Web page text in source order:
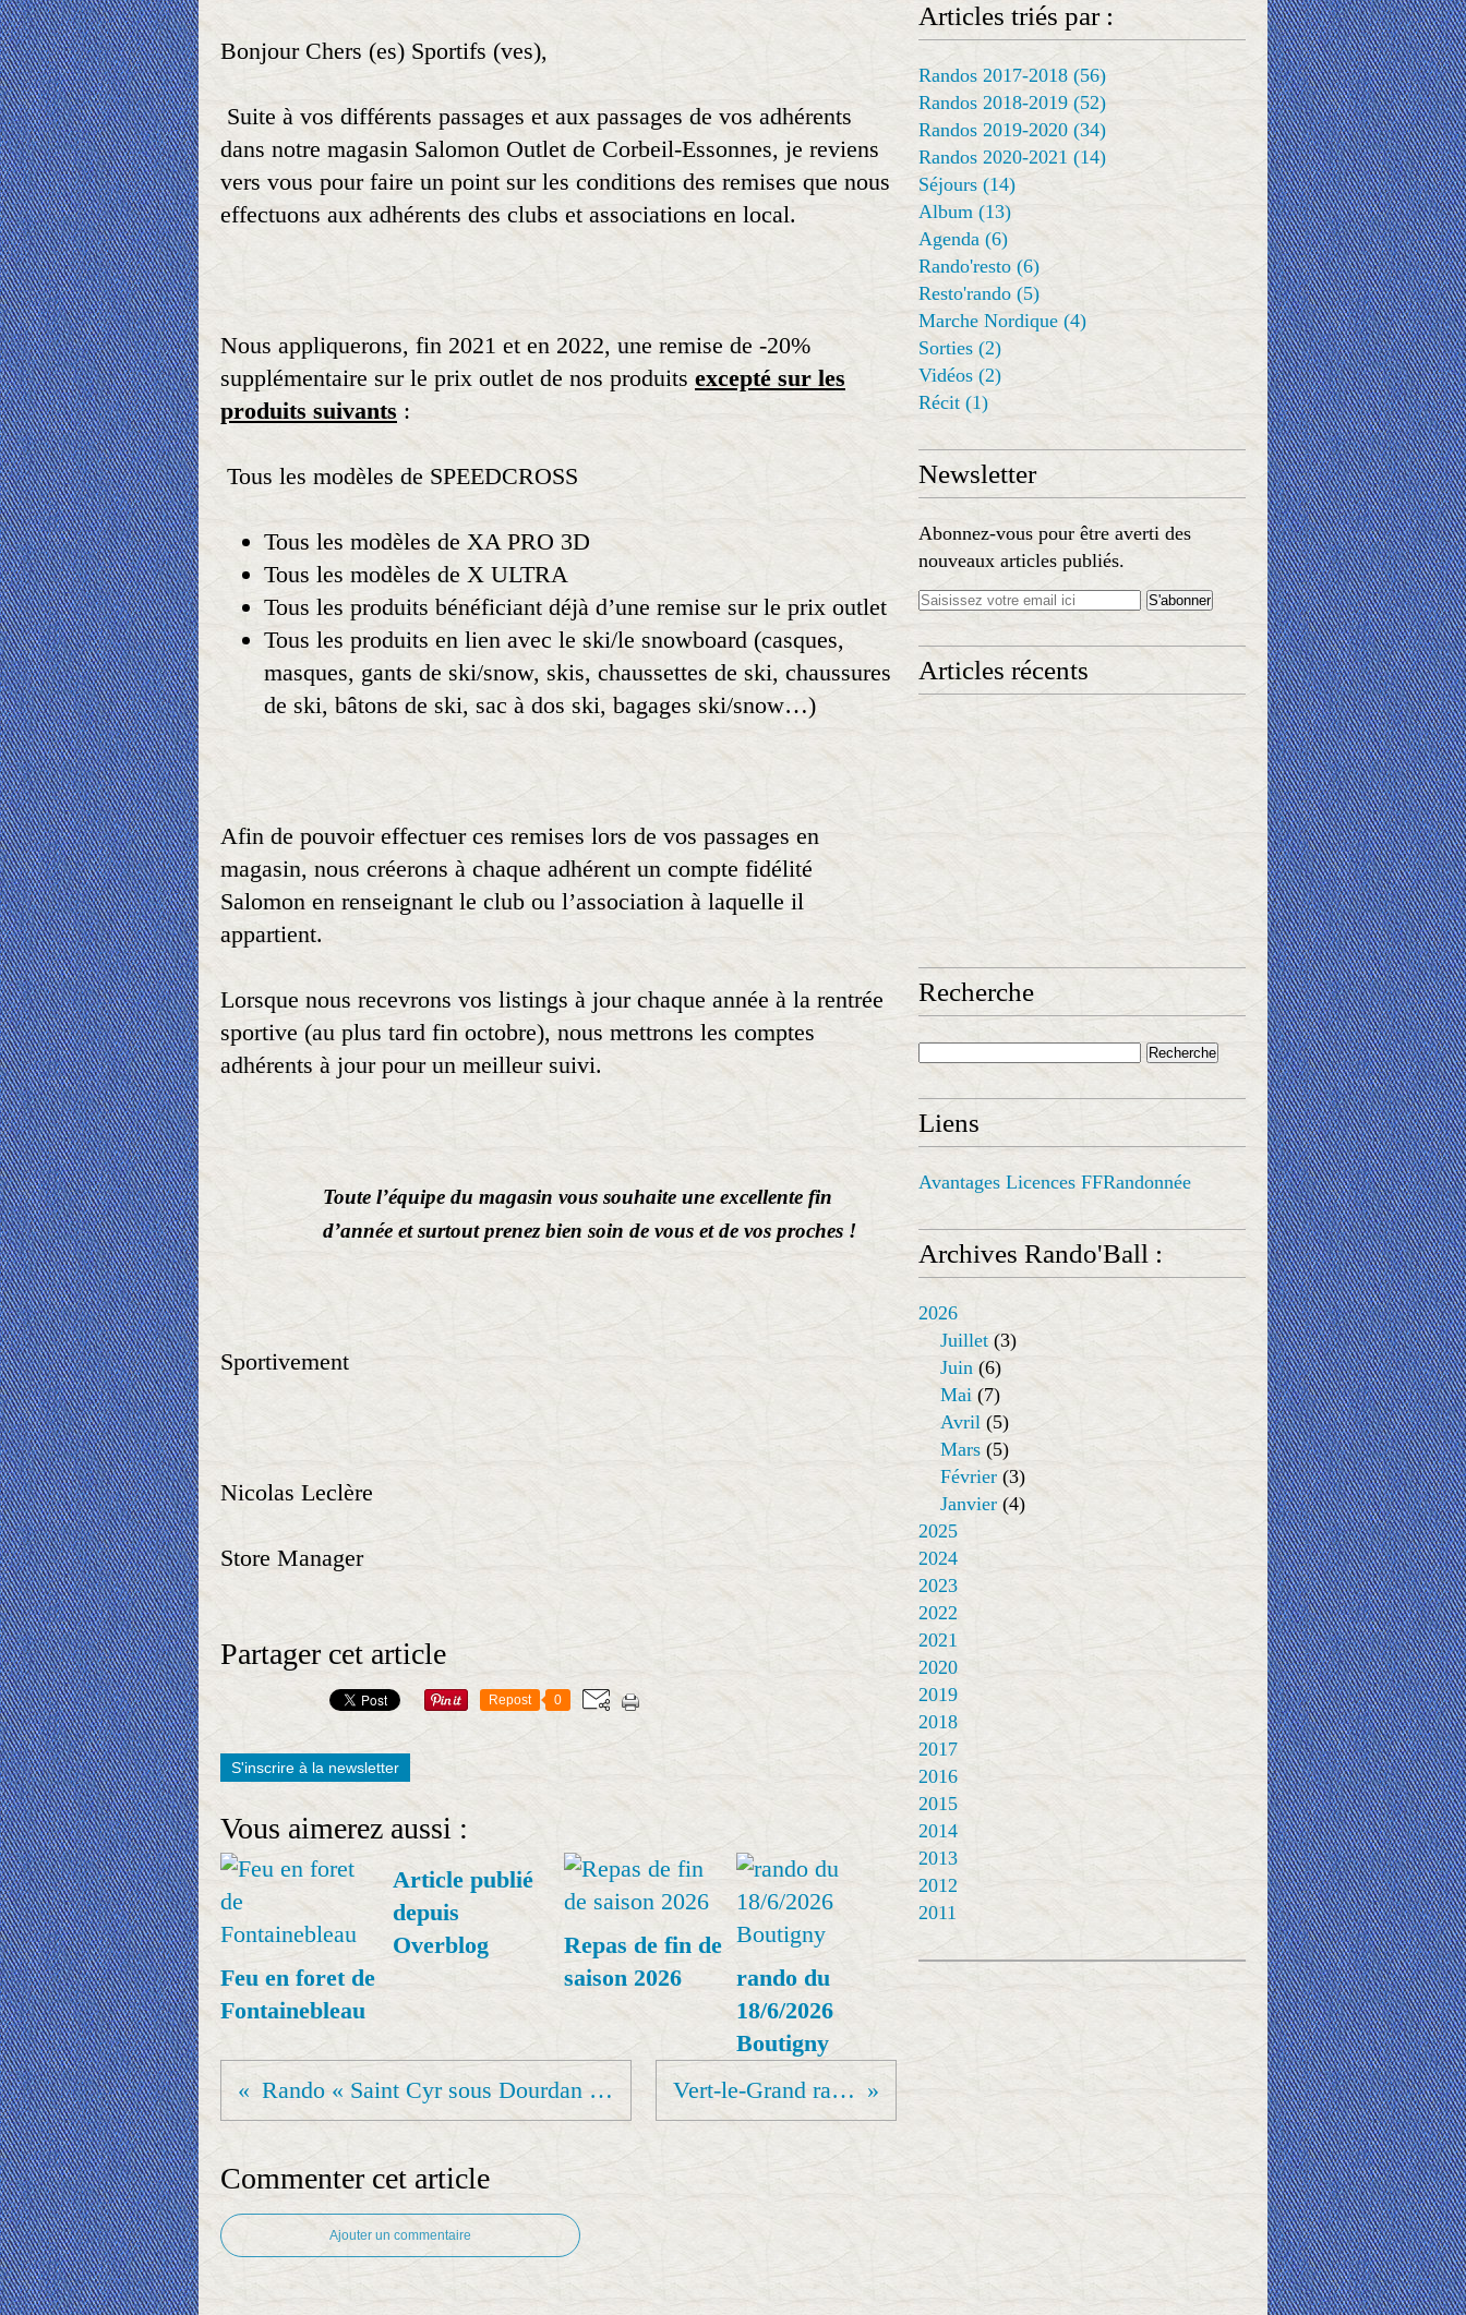
Bonjour Chers (es) Sportifs (ves),
Suite à vos différents passages et aux passages de vos adhérents
dans notre magasin Salomon Outlet de Corbeil-Essonnes, je reviens
vers vous pour faire un point sur les conditions des remises que nous
effectuons aux adhérents des clubs et associations en local.
Nous appliquerons, fin 2021 et en 2022, une remise de -20%
supplémentaire sur le prix outlet de nos produits excepté sur les
produits suivants :
Tous les modèles de SPEEDCROSS
Tous les modèles de XA PRO 3D
Tous les modèles de X ULTRA
Tous les produits bénéficiant déjà d’une remise sur le prix outlet
Tous les produits en lien avec le ski/le snowboard (casques,
masques, gants de ski/snow, skis, chaussettes de ski, chaussures
de ski, bâtons de ski, sac à dos ski, bagages ski/snow…)
Afin de pouvoir effectuer ces remises lors de vos passages en
magasin, nous créerons à chaque adhérent un compte fidélité
Salomon en renseignant le club ou l’association à laquelle il
appartient.
Lorsque nous recevrons vos listings à jour chaque année à la rentrée
sportive (au plus tard fin octobre), nous mettrons les comptes
adhérents à jour pour un meilleur suivi.
Toute l’équipe du magasin vous souhaite une excellente fin
d’année et surtout prenez bien soin de vous et de vos proches !
Sportivement
Nicolas Leclère
Store Manager
Partager cet article
Repost 0
S'inscrire à la newsletter
Vous aimerez aussi :
Feu en foret de
Fontainebleau
Article publié
depuis
Overblog
Repas de fin de
saison 2026
rando du
18/6/2026
Boutigny
Rando « Saint Cyr sous Dourdan »Dimanche 21 novembre 2021
Vert-le-Grand rando du 11/122021
Commenter cet article
Ajouter un commentaire
Articles triés par :
Randos 2017-2018 (56)
Randos 2018-2019 (52)
Randos 2019-2020 (34)
Randos 2020-2021 (14)
Séjours (14)
Album (13)
Agenda (6)
Rando'resto (6)
Resto'rando (5)
Marche Nordique (4)
Sorties (2)
Vidéos (2)
Récit (1)
Newsletter
Abonnez-vous pour être averti des
nouveaux articles publiés.
Articles récents
Recherche
Liens
Avantages Licences FFRandonnée
Archives Rando'Ball :
2026
Juillet (3)
Juin (6)
Mai (7)
Avril (5)
Mars (5)
Février (3)
Janvier (4)
2025
2024
2023
2022
2021
2020
2019
2018
2017
2016
2015
2014
2013
2012
2011